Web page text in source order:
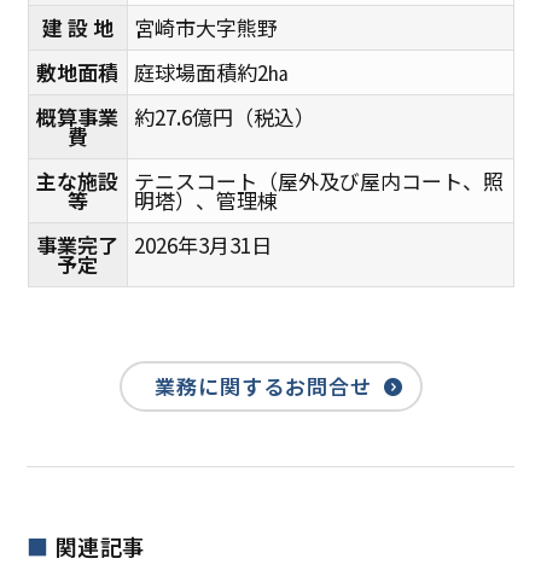
建 設 地
宮崎市大字熊野
敷地面積 庭球場面積約2㏊
概算事業
費
約27.6億円（税込）
主な施設
等
テニスコート（屋外及び屋内コート、照
明塔）、管理棟
事業完了
予定
2026年3月31日
業務に関するお問合せ
関連記事